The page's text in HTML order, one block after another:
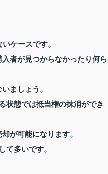
ケースです。
者が見つからなかったり何ら
ましょう。
状態では抵当権の抹消ができ
が可能になります。
て多いです。